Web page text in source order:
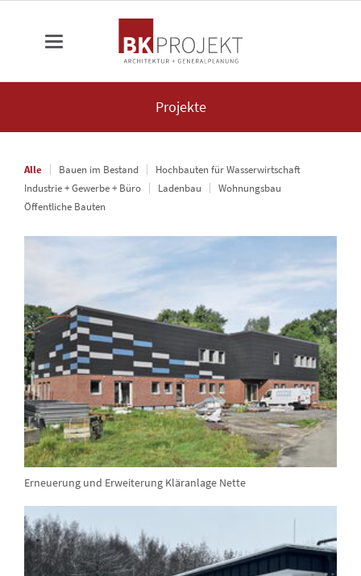
Projekte
Alle Bauen im Bestand
Hochbauten für Wasserwirtschaft
Industrie + Gewerbe + Büro
Ladenbau
Wohnungsbau
Öffentliche Bauten
Erneuerung und Erweiterung Kläranlage Nette